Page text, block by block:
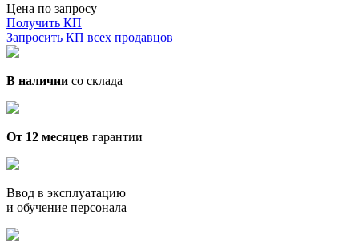
Цена по запросу
Получить КП
Запросить КП всех продавцов
В наличии со склада
От 12 месяцев гарантии
Ввод в эксплуатацию
и обучение персонала